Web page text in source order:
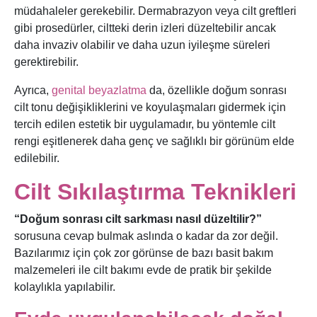
müdahaleler gerekebilir. Dermabrazyon veya cilt greftleri
gibi prosedürler, ciltteki derin izleri düzeltebilir ancak
daha invaziv olabilir ve daha uzun iyileşme süreleri
gerektirebilir.
Ayrıca, genital beyazlatma da, özellikle doğum sonrası
cilt tonu değişikliklerini ve koyulaşmaları gidermek için
tercih edilen estetik bir uygulamadır, bu yöntemle cilt
rengi eşitlenerek daha genç ve sağlıklı bir görünüm elde
edilebilir.
Cilt Sıkılaştırma Teknikleri
“Doğum sonrası cilt sarkması nasıl düzeltilir?”
sorusuna cevap bulmak aslında o kadar da zor değil.
Bazılarımız için çok zor görünse de bazı basit bakım
malzemeleri ile cilt bakımı evde de pratik bir şekilde
kolaylıkla yapılabilir.